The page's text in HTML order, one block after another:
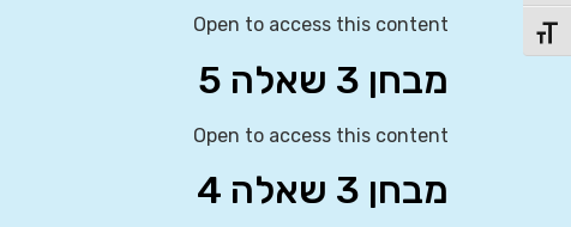
מתג גודל גופן
Open to access this content
מבחן 3 שאלה 5
Open to access this content
מבחן 3 שאלה 4